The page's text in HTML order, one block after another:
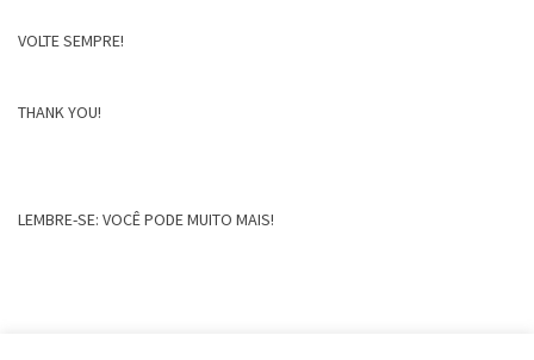
VOLTE SEMPRE!
THANK YOU!
LEMBRE-SE: VOCÊ PODE MUITO MAIS!